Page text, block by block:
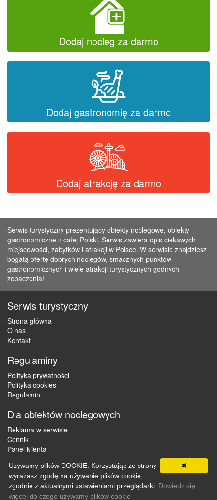
Dodaj nocleg za darmo
Dodaj gastronomię za darmo
Dodaj atrakcję za darmo
Serwis turystyczny prezentujący obiekty noclegowe, obiekty
gastronomiczne z całej Polski. Serwis zawiera opis ciekawych
miejscowości, zabytków i atrakcji w Polsce. W serwisie znajdziesz
bogatą ofertę dobrych noclegów, smacznych punktów
gastronomicznych i wiele atrakcji turystycznych godnych
zobaczenia!
Serwis turystyczny
Strona główna
O nas
Kontakt
Regulaminy
Polityka prywatności
Polityka cookies
Regulamin
Dla obiektów noclegowych
Reklama w serwisie
Cennik
Panel klienta
Copyright © 2012 - 2026 ZaklepNocleg.pl. Wszystkie prawa
zastrzeżone
✖
Używamy plików COOKIE. Korzystając ze strony
wyrażasz zgodę na używanie plików cookie,
zgodnie z aktualnymi ustawieniami przeglądarki. Dowiedz się
więcej do czego używamy plików cookie